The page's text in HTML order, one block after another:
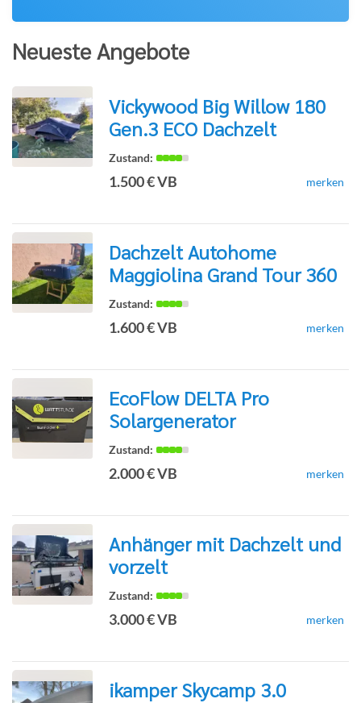
Neueste Angebote
zur
Vickywood Big Willow 180
Gen.3 ECO Dachzelt
1.500 € VB merken
zur
Dachzelt Autohome
Maggiolina Grand Tour 360
1.600 € VB merken
EcoFlow DELTA Pro
Solargenerator
2.000 € VB merken
Anhänger mit Dachzelt und
vorzelt
3.000 € VB merken
ikamper Skycamp 3.0